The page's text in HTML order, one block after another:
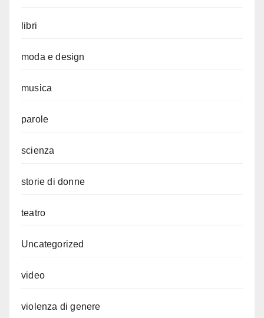
libri
moda e design
musica
parole
scienza
storie di donne
teatro
Uncategorized
video
violenza di genere